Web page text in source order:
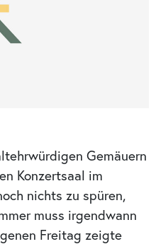
Gemäuern
Konzertsaal im
nichts zu spüren,
muss irgendwann
Freitag zeigte